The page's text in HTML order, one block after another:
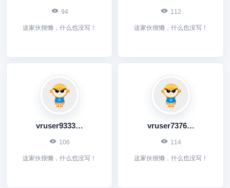
94
这家伙很懒，什么也没写！
112
这家伙很懒，什么也没写！
vruser9333993963
106
这家伙很懒，什么也没写！
vruser7376867613
114
这家伙很懒，什么也没写！